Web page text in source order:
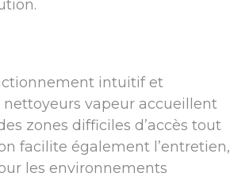
intuitif et
vapeur accueillent
zones difficiles d’accès tout
facilite également l’entretien,
les environnements